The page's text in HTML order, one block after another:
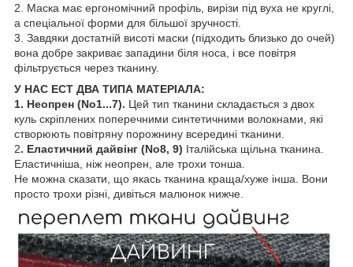
2. Маска має ергономічний профіль, вирізи під вуха не круглі,
а спеціальної форми для більшої зручності.
3. Завдяки достатній висоті маски (підходить близько до очей)
вона добре закриває западини біля носа, і все повітря
фільтрується через тканину.
У НАС ЕСТ ДВА ТИПА МАТЕРІАЛА:
1. Неопрен (No1...7). Цей тип тканини складається з двох
куль скріплених поперечними синтетичними волокнами, які
створюють повітряну порожнину всередині тканини.
2. Еластичний дайвінг (No8, 9) Італійська щільна тканина.
Еластичніша, ніж неопрен, але трохи тонша.
Не можна сказати, що якась тканина краща/хуже інша. Вони
просто трохи різні, дивіться малюнок нижче.